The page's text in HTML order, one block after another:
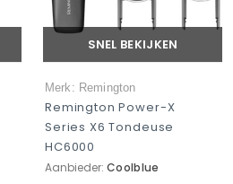
SNEL BEKIJKEN
Merk: Remington
Remington Power-X
Series X6 Tondeuse
HC6000
Aanbieder: Coolblue